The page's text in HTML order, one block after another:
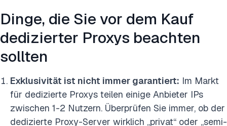
Dinge, die Sie vor dem Kauf
dedizierter Proxys beachten
sollten
Exklusivität ist nicht immer garantiert: Im Markt
für dedizierte Proxys teilen einige Anbieter IPs
zwischen 1-2 Nutzern. Überprüfen Sie immer, ob der
dedizierte Proxy-Server wirklich „privat“ oder „semi-